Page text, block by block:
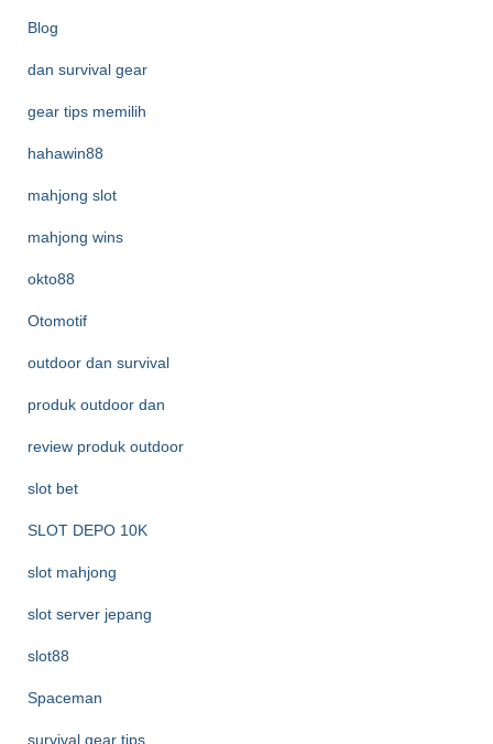
Blog
dan survival gear
gear tips memilih
hahawin88
mahjong slot
mahjong wins
okto88
Otomotif
outdoor dan survival
produk outdoor dan
review produk outdoor
slot bet
SLOT DEPO 10K
slot mahjong
slot server jepang
slot88
Spaceman
survival gear tips